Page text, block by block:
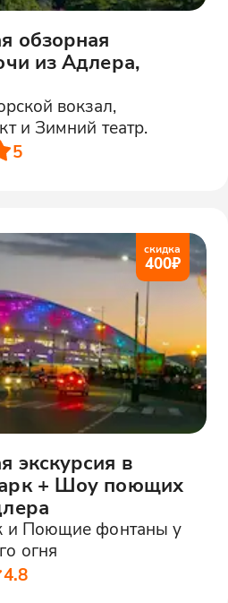
обзорная
из Адлера,
вокзал,
и Зимний театр.
5
скидка
400₽
экскурсия в
+ Шоу поющих
и Поющие фонтаны у
огня
4.8